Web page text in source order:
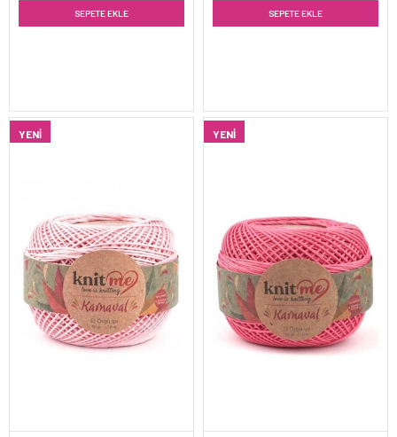
SEPETE EKLE SEPETE EKLE
YENI YENI